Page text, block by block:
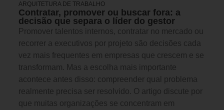
ARQUITETURA DE TRABALHO
Contratar, promover ou buscar fora: a
decisão que separa o líder do gestor
Promover talentos internos, contratar no mercado ou
recorrer a executivos por projeto são decisões cada
vez mais frequentes em empresas que crescem e se
transformam. Mas a escolha mais importante
acontece antes disso: compreender qual problema
realmente precisa ser resolvido. O artigo discute por
que muitas organizações se concentram em